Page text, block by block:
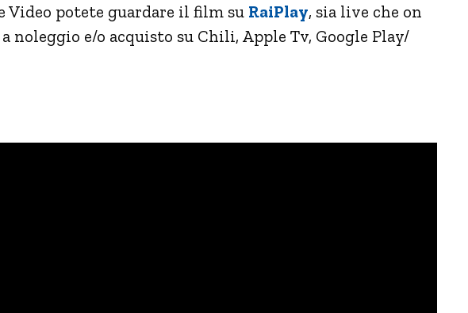
Video potete guardare il film su RaiPlay, sia live che on
noleggio e/o acquisto su Chili, Apple Tv, Google Play/